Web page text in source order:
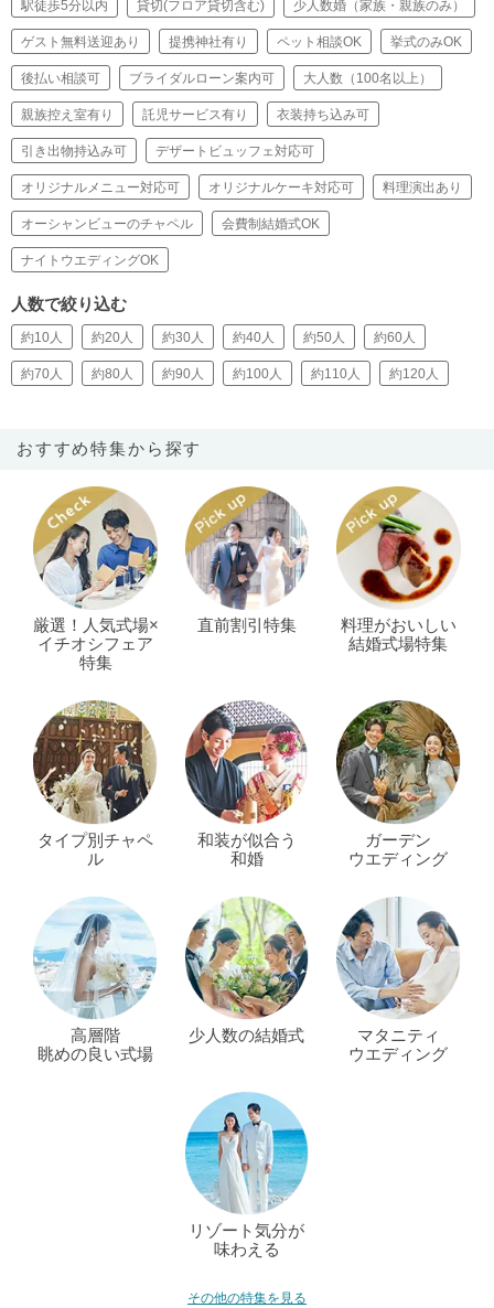
駅徒歩5分以内 貸切(フロア貸切含む) 少人数婚（家族・親族のみ）
ゲスト無料送迎あり 提携神社有り ペット相談OK 挙式のみOK
後払い相談可 ブライダルローン案内可 大人数（100名以上）
親族控え室有り 託児サービス有り 衣装持ち込み可
引き出物持込み可 デザートビュッフェ対応可
オリジナルメニュー対応可 オリジナルケーキ対応可 料理演出あり
オーシャンビューのチャペル 会費制結婚式OK
ナイトウエディングOK
人数で絞り込む
約10人 約20人 約30人 約40人 約50人 約60人
約70人 約80人 約90人 約100人 約110人 約120人
おすすめ特集から探す
厳選！人気式場×
イチオシフェア
特集
直前割引特集
料理がおいしい
結婚式場特集
タイプ別チャペ
ル
和装が似合う
和婚
ガーデン
ウエディング
高層階
眺めの良い式場
少人数の結婚式
マタニティ
ウエディング
リゾート気分が
味わえる
その他の特集を見る